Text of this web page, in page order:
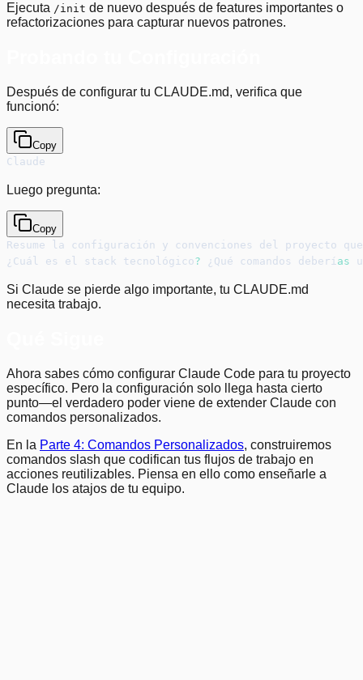
Ejecuta /init de nuevo después de features importantes o
refactorizaciones para capturar nuevos patrones.
Después de configurar tu CLAUDE.md, verifica que
funcionó:
Copy
Claude
Luego pregunta:
Copy
Resume la configuración y convenciones del proyecto
¿Cuál es el stack tecnológico? ¿Qué comandos deberí as
Si Claude se pierde algo importante, tu CLAUDE.md
necesita trabajo.
Ahora sabes cómo configurar Claude Code para tu proyecto
específico. Pero la configuración solo llega hasta cierto
punto—el verdadero poder viene de extender Claude con
comandos personalizados.
En la Parte 4: Comandos Personalizados, construiremos
comandos slash que codifican tus flujos de trabajo en
acciones reutilizables. Piensa en ello como enseñarle a
Claude los atajos de tu equipo.